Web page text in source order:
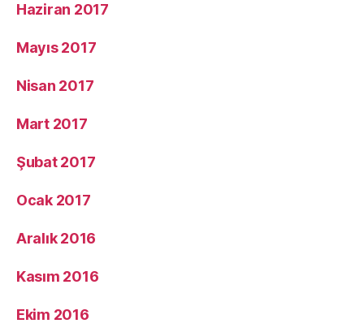
Haziran 2017
Mayıs 2017
Nisan 2017
Mart 2017
Şubat 2017
Ocak 2017
Aralık 2016
Kasım 2016
Ekim 2016